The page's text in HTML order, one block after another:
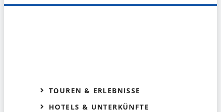
TOUREN & ERLEBNISSE
HOTELS & UNTERKÜNFTE